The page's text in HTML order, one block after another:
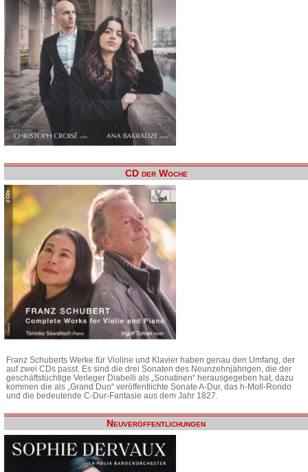
CD der Woche
Franz Schuberts Werke für Violine und Klavier haben genau den Umfang, der
auf zwei CDs passt. Es sind die drei Sonaten des Neunzehnjährigen, die der
geschäftstüchtige Verleger Diabelli als „Sonatinen“ herausgegeben hat, dazu
kommen die als „Grand Duo“ veröffentlichte Sonate A-Dur, das h-Moll-Rondo
und die bedeutende C-Dur-Fantasie aus dem Jahr 1827.
Neuveröffentlichungen